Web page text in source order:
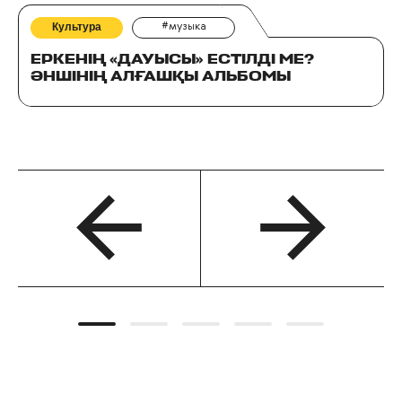
Культура #музыка
ЕРКЕНІҢ «ДАУЫСЫ» ЕСТІЛДІ МЕ?
ӘНШІНІҢ АЛҒАШҚЫ АЛЬБОМЫ